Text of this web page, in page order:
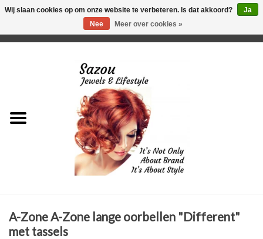
Just for Him
Plus Size Sieraden
A-Zone A-Zone lange oorbellen "Different"
met tassels
Wij slaan cookies op om onze website te verbeteren. Is dat akkoord?
Ja
Nee
Meer over cookies »